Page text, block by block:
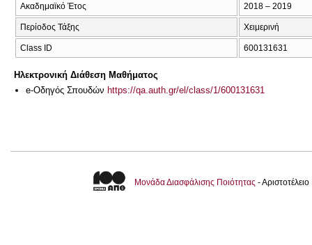
Ακαδημαϊκό Έτος 2018 – 2019
Περίοδος Τάξης Χειμερινή
Class ID 600131631
Ηλεκτρονική Διάθεση Μαθήματος
e-Οδηγός Σπουδών https://qa.auth.gr/el/class/1/600131631
Μονάδα Διασφάλισης Ποιότητας -